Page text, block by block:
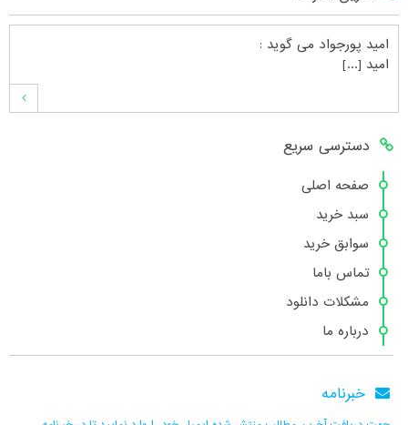
امید پورجواد می گوید :
امید [...]
محمدشهنوازیمی گوید :
سلام بنده محمد شهنوازی فقط بوسیله ا [...]
محمدمی گوید :
سلام تعداد کتاب۶در سایت زیاد نیست [...]
هانیه عسگری
بسیار عالی [...]
دسترسی سریع
صفحه اصلی
سبد خرید
سوابق خرید
تماس باما
مشکلات دانلود
درباره ما
خبرنامه